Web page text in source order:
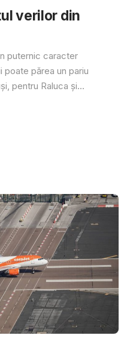
verilor din
puternic caracter
poate părea un pariu
pentru Raluca și...